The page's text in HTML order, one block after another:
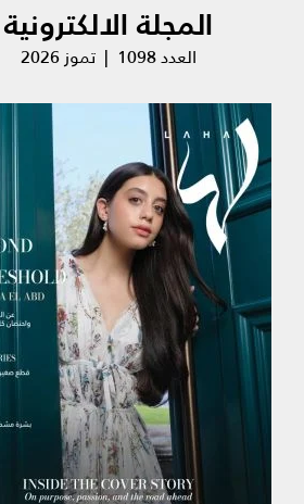
المجلة الالكترونية
العدد 1098 | تموز 2026